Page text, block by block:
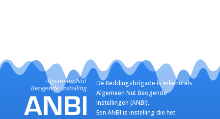
De Reddingsbrigade is erkend als
Algemeen Nut Beogende
Instellingen (ANBI).
Een ANBI is instelling die het